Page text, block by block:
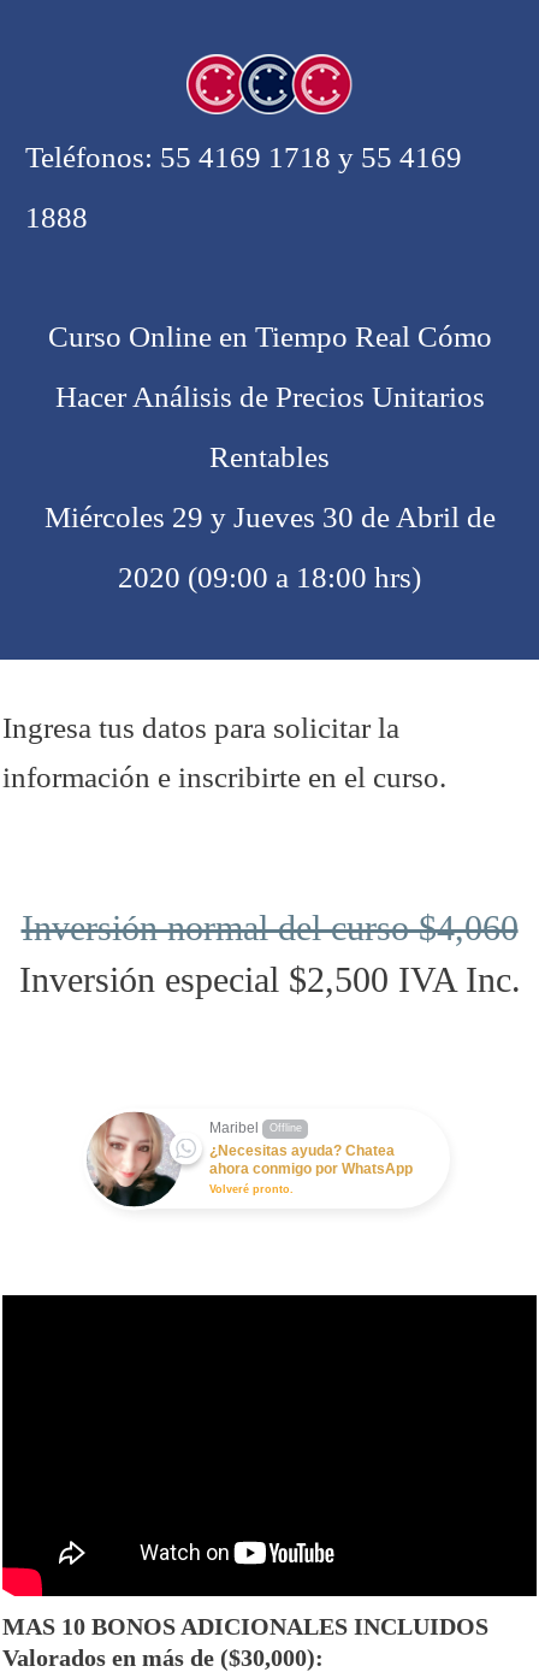
Teléfonos: 55 4169 1718 y 55 4169
1888
Curso Online en Tiempo Real Cómo
Hacer Análisis de Precios Unitarios
Rentables
Miércoles 29 y Jueves 30 de Abril de
2020 (09:00 a 18:00 hrs)
Ingresa tus datos para solicitar la
información e inscribirte en el curso.
Inversión normal del curso $4,060
Inversión especial $2,500 IVA Inc.
Maribel Offline
¿Necesitas ayuda? Chatea
ahora conmigo por WhatsApp
Volveré pronto.
MAS 10 BONOS ADICIONALES INCLUIDOS
Valorados en más de ($30,000):